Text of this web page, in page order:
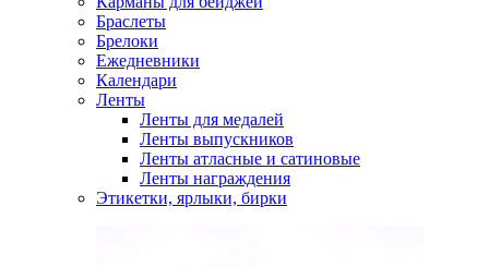
Браслеты
Брелоки
Ежедневники
Календари
Ленты
Ленты для медалей
Ленты выпускников
Ленты атласные и сатиновые
Ленты награждения
Этикетки, ярлыки, бирки